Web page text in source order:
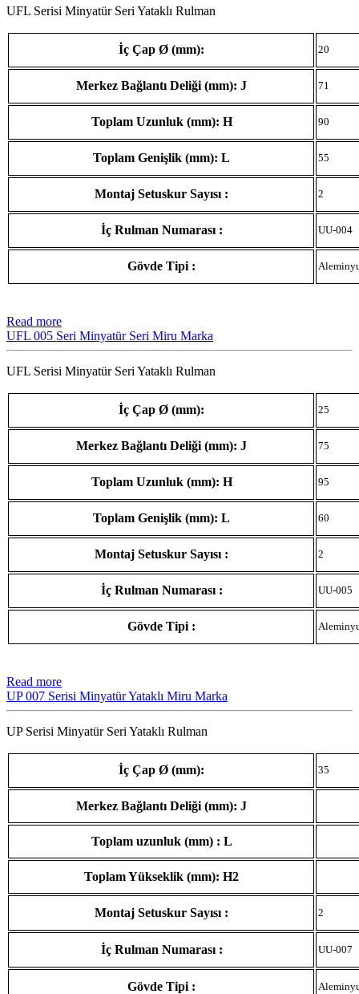
UFL Serisi Minyatür Seri Yataklı Rulman
İç Çap Ø (mm): 20
Merkez Bağlantı Deliği (mm): J 71
Toplam Uzunluk (mm): H 90
Toplam Genişlik (mm): L 55
Montaj Setuskur Sayısı : 2
İç Rulman Numarası : UU-004
Gövde Tipi :
Read more
UFL 005 Seri Minyatür Seri Miru Marka
UFL Serisi Minyatür Seri Yataklı Rulman
İç Çap Ø (mm): 25
Merkez Bağlantı Deliği (mm): J 75
Toplam Uzunluk (mm): H 95
Toplam Genişlik (mm): L 60
Montaj Setuskur Sayısı : 2
İç Rulman Numarası : UU-005
Gövde Tipi :
Read more
UP 007 Serisi Minyatür Yataklı Miru Marka
UP Serisi Minyatür Seri Yataklı Rulman
İç Çap Ø (mm): 35
Merkez Bağlantı Deliği (mm): J
Toplam uzunluk (mm) : L
Toplam Yükseklik (mm): H2
Montaj Setuskur Sayısı : 2
İç Rulman Numarası : UU-007
Gövde Tipi :